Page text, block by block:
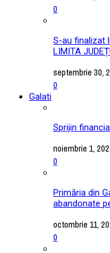
0
S-au finalizat
LIMITA
septembrie 30,
0
Galati
Sprijin
noiembrie 1,
0
Primăria din
abandonate
octombrie 11,
0